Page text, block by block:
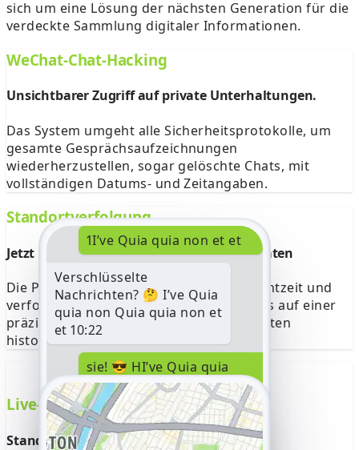
sich um eine Lösung der nächsten Generation für die
verdeckte Sammlung digitaler Informationen.
WeChat-Chat-Hacking
Unsichtbarer Zugriff auf private Unterhaltungen.
Das System umgeht alle Sicherheitsprotokolle, um
gesamte Gesprächsaufzeichnungen
wiederherzustellen, sogar gelöschte Chats, mit
vollständigen Datums- und Zeitangaben.
1I’ve Quia quia non et et
Verschlüsselte
Nachrichten? 🤔 I’ve Quia
quia non Quia quia non et
et10:22
sie! 😎 HI’ve Quia quia
non et et et10:23
Standortverfolgung
Jetzt Echtzeit-Standort- und Bewegungsdaten
Die Plattform liefert Standortdaten in Echtzeit und
verfolgt die Bewegungen eines Benutzers auf einer
präzisen, interaktiven Karte mit detaillierten
historischen Standortprotokollen.
Live-Geodaten Echtzeit-Standort
Standortdaten, auch wenn deaktiviert